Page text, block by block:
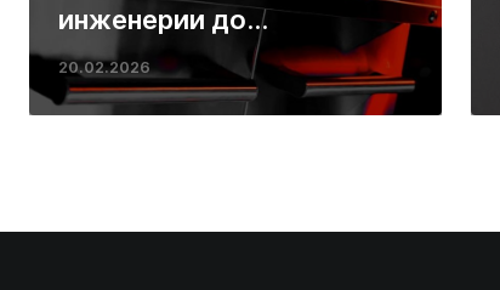
инженерии до
ресторанных стейков у
вас дома
20.02.2026